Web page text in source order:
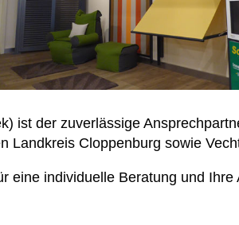
ist der zuverlässige
Landkreis Cloppenburg sowie
eine individuelle Beratung und